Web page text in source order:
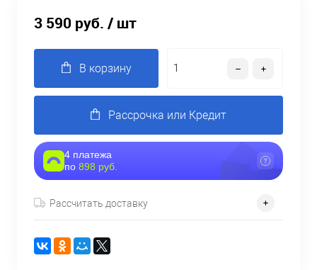
3 590 руб. / шт
В корзину
Рассрочка или Кредит
4 платежа
по 898 руб.
Рассчитать доставку